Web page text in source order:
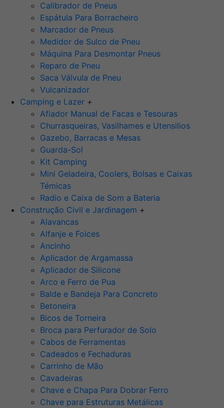
Calibrador de Pneus
Espátula Para Borracheiro
Marcador de Pneus
Medidor de Sulco de Pneu
Máquina Para Desmontar Pneus
Reparo de Pneu
Saca Válvula de Pneu
Vulcanizador
Camping e Lazer +
Afiador Manual de Facas e Tesouras
Churrasqueiras, Vasilhames e Utensilios
Gazebo, Barracas e Mesas
Guarda-Sol
Kit Camping
Mini Geladeira, Coolers, Bolsas e Caixas
Témicas
Radio e Caixa de Som a Bateria
Construção Civil e Jardinagem +
Alavancas
Alfanje e Foices
Ancinho
Aplicador de Argamassa
Aplicador de Silicone
Arco e Ferro de Pua
Balde e Bandeja Para Concreto
Betoneira
Bicos de Torneira
Broca para Perfurador de Solo
Cabos de Ferramentas
Cadeados e Fechaduras
Carrinho de Mão
Cavadeiras
Chave e Chapa Para Dobrar Ferro
Chave para Estruturas Metálicas